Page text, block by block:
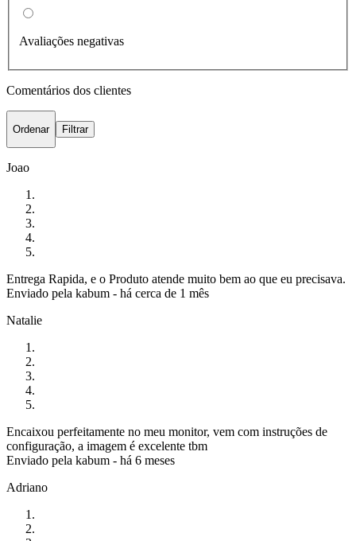
Avaliações negativas
Comentários dos clientes
Ordenar Filtrar
Joao
Entrega Rapida, e o Produto atende muito bem ao que eu precisava.
Enviado pela kabum - há cerca de 1 mês
Natalie
Encaixou perfeitamente no meu monitor, vem com instruções de
configuração, a imagem é excelente tbm
Enviado pela kabum - há 6 meses
Adriano